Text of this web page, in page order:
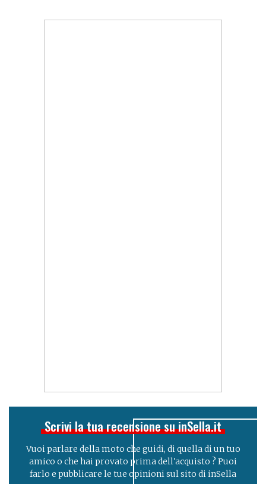
Scrivi la tua recensione su inSella.it
Vuoi parlare della moto che guidi, di quella di un tuo
amico o che hai provato prima dell'acquisto ? Puoi
farlo e pubblicare le tue opinioni sul sito di inSella